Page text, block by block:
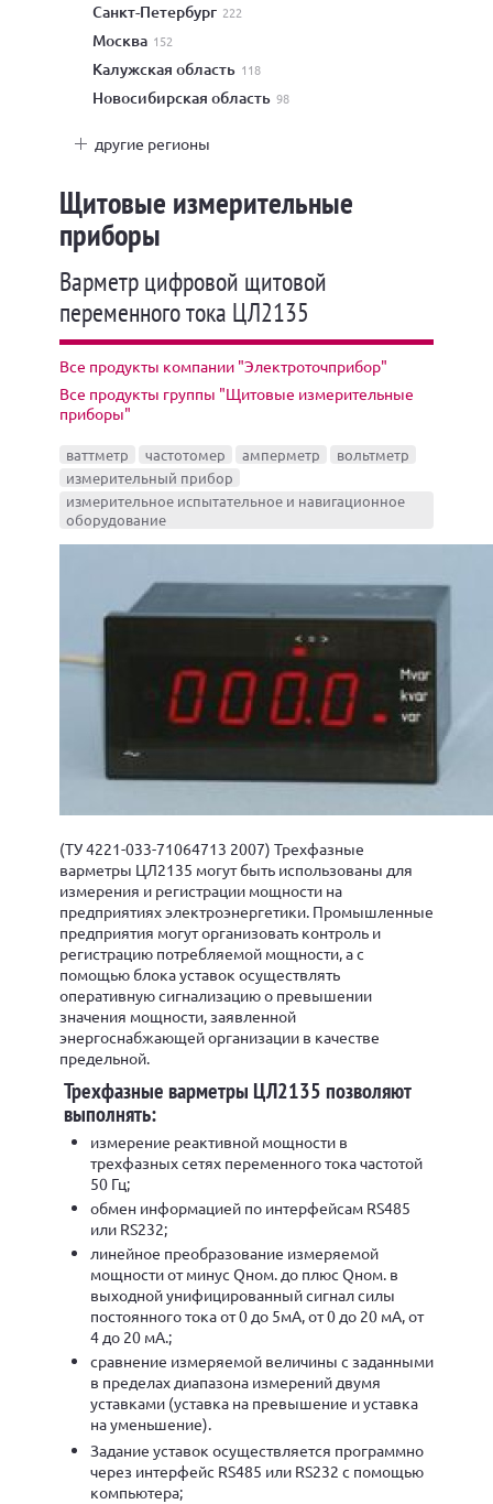
Санкт-Петербург 222
Москва 152
Калужская область 118
Новосибирская область 98
другие регионы
Щитовые измерительные
приборы
Варметр цифровой щитовой
переменного тока ЦЛ2135
Все продукты компании "Электроточприбор"
Все продукты группы "Щитовые измерительные
приборы"
ваттметр частотомер амперметр
вольтметр
измерительный прибор
измерительное испытательное и навигационное
оборудование
(ТУ 4221-033-71064713 2007) Трехфазные
варметры ЦЛ2135 могут быть использованы для
измерения и регистрации мощности на
предприятиях электроэнергетики. Промышленные
предприятия могут организовать контроль и
регистрацию потребляемой мощности, а с
помощью блока уставок осуществлять
оперативную сигнализацию о превышении
значения мощности, заявленной
энергоснабжающей организации в качестве
предельной.
Трехфазные варметры ЦЛ2135 позволяют
выполнять:
измерение реактивной мощности в
трехфазных сетях переменного тока частотой
50 Гц;
обмен информацией по интерфейсам RS485
или RS232;
линейное преобразование измеряемой
мощности от минус Qном. до плюс Qном. в
выходной унифицированный сигнал силы
постоянного тока от 0 до 5мА, от 0 до 20 мА, от
4 до 20 мА.;
сравнение измеряемой величины с заданными
в пределах диапазона измерений двумя
уставками (уставка на превышение и уставка
на уменьшение).
Задание уставок осуществляется программно
через интерфейс RS485 или RS232 с помощью
компьютера;